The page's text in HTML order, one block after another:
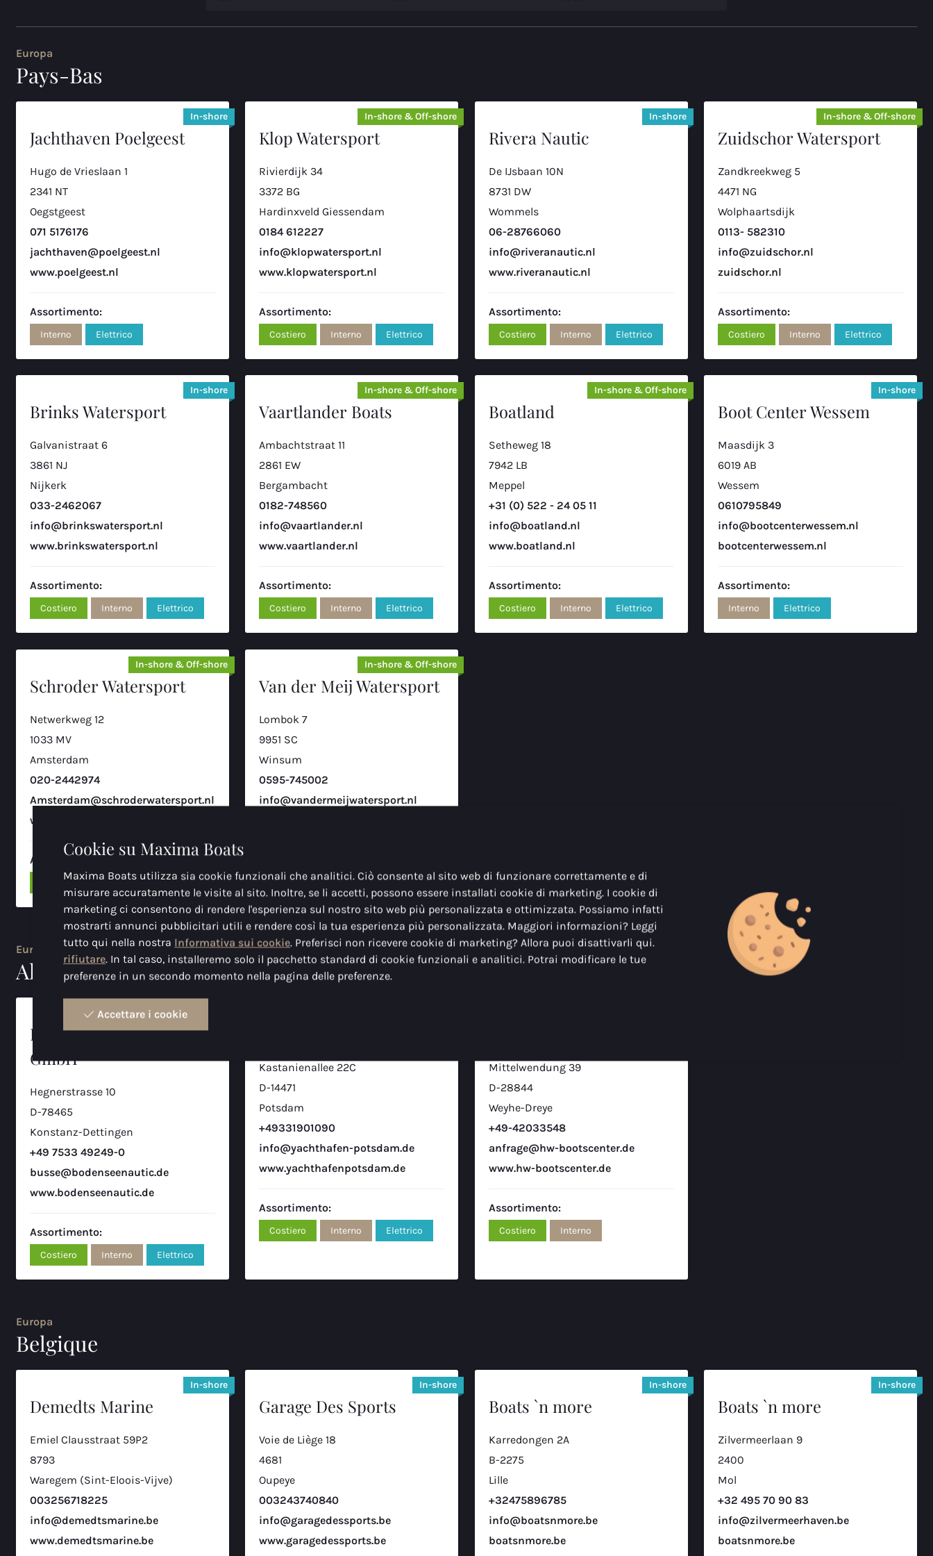
0113- 582310
4
3861 NJ, Nijkerk
5
Ambachtstraat 11
Setheweg 18
7942 LB, Meppel
Boot Center Wessem
6019 AB, Wessem
0610795849
Schroder Watersport
Netwerkweg 12
1033 MV, Amsterdam
Van der Meij Watersport
Lombok 7
9951 SC, Winsum
Bodenseenautic busse GmbH
Hegnerstrasse 10
D-78465, Konstanz-Dettingen
+49 7533 49249-0
D-14471, Potsdam
+49331901090
12
HW Bootscenter GmbH
Mittelwendung 39
D-28844, Weyhe-Dreye
+49-42033548
13
8793, Waregem (Sint-Eloois-
003256718225
14
Garage Des Sports
Voie de Liège 18
4681, Oupeye
Boats `n more
Karredongen 2A
16
Boats `n more
Zilvermeerlaan 9
+32 495 70 90 83
17
Yacht Centar Baotic
Maksimirska 282
10000, Zagreb
00385 21 880 795
Europa
Pays-Bas
Jachthaven Poelgeest
Hugo de Vrieslaan 1
2341 NT
Oegstgeest
071 5176176
jachthaven@poelgeest.nl
www.poelgeest.nl
Assortimento:
Interno Elettrico
In-shore
Klop Watersport
Rivierdijk 34
3372 BG
Hardinxveld Giessendam
0184 612227
info@klopwatersport.nl
www.klopwatersport.nl
Assortimento:
Costiero Interno Elettrico
In-shore & Off-shore
Rivera Nautic
De IJsbaan 10N
8731 DW
Wommels
06-28766060
info@riveranautic.nl
www.riveranautic.nl
Assortimento:
Costiero Interno Elettrico
In-shore
Zuidschor Watersport
Zandkreekweg 5
4471 NG
Wolphaartsdijk
0113- 582310
info@zuidschor.nl
zuidschor.nl
Assortimento:
Costiero Interno Elettrico
In-shore & Off-shore
Brinks Watersport
Galvanistraat 6
3861 NJ
Nijkerk
033-2462067
info@brinkswatersport.nl
www.brinkswatersport.nl
Assortimento:
Costiero Interno Elettrico
In-shore
Vaartlander Boats
Ambachtstraat 11
2861 EW
Bergambacht
0182-748560
info@vaartlander.nl
www.vaartlander.nl
Assortimento:
Costiero Interno Elettrico
In-shore & Off-shore
Boatland
Setheweg 18
7942 LB
Meppel
+31 (0) 522 - 24 05 11
info@boatland.nl
www.boatland.nl
Assortimento:
Costiero Interno Elettrico
In-shore & Off-shore
Boot Center Wessem
Maasdijk 3
6019 AB
Wessem
0610795849
info@bootcenterwessem.nl
bootcenterwessem.nl
Assortimento:
Interno Elettrico
In-shore
Schroder Watersport
Netwerkweg 12
1033 MV
Amsterdam
020-2442974
Amsterdam@schroderwatersport.nl
www.schroderwatersport.nl
Assortimento:
Costiero Interno Elettrico
In-shore & Off-shore
Van der Meij Watersport
Lombok 7
9951 SC
Winsum
0595-745002
info@vandermeijwatersport.nl
Interno Elettrico
In-shore & Off-shore
Europa
Allemagne
Bodenseenautic busse
GmbH
Hegnerstrasse 10
D-78465
Konstanz-Dettingen
+49 7533 49249-0
busse@bodenseenautic.de
www.bodenseenautic.de
Assortimento:
Costiero Interno Elettrico
Kastanienallee 22C
D-14471
Potsdam
+49331901090
info@yachthafen-potsdam.de
www.yachthafenpotsdam.de
Assortimento:
Costiero Interno Elettrico
Mittelwendung 39
D-28844
Weyhe-Dreye
+49-42033548
anfrage@hw-bootscenter.de
www.hw-bootscenter.de
Assortimento:
Costiero Interno
Europa
Belgique
Demedts Marine
Emiel Clausstraat 59P2
8793
Waregem (Sint-Eloois-Vijve)
003256718225
info@demedtsmarine.be
www.demedtsmarine.be
In-shore
Garage Des Sports
Voie de Liège 18
4681
Oupeye
003243740840
info@garagedessports.be
www.garagedessports.be
In-shore
Boats `n more
Karredongen 2A
B-2275
Lille
+32475896785
info@boatsnmore.be
boatsnmore.be
In-shore
Boats `n more
Zilvermeerlaan 9
2400
Mol
+32 495 70 90 83
info@zilvermeerhaven.be
boatsnmore.be
In-shore
Cookie su Maxima Boats
Maxima Boats utilizza sia cookie funzionali che analitici. Ciò consente al sito web di funzionare correttamente e di
misurare accuratamente le visite al sito. Inoltre, se li accetti, possono essere installati cookie di marketing. I cookie di
marketing ci consentono di rendere l'esperienza sul nostro sito web più personalizzata e ottimizzata. Possiamo infatti
mostrarti annunci pubblicitari utili e rendere così la tua esperienza più personalizzata. Maggiori informazioni? Leggi
tutto qui nella nostra Informativa sui cookie. Preferisci non ricevere cookie di marketing? Allora puoi disattivarli qui.
rifiutare. In tal caso, installeremo solo il pacchetto standard di cookie funzionali e analitici. Potrai modificare le tue
preferenze in un secondo momento nella pagina delle preferenze.
Accettare i cookie